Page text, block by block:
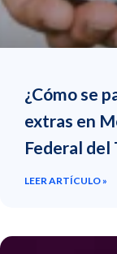
¿Cómo se
extras en
Federal del
LEER ARTÍCULO »